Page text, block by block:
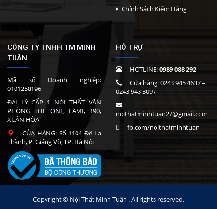
Chính Sách Kiểm Hàng
CÔNG TY TNHH TM MINH
TUÂN
Mã số Doanh nghiệp:
0101258196
ĐẠI LÝ CẤP 1 NỘI THẤT VĂN
PHÒNG THE ONE, FAMI, 190,
XUÂN HÒA
CỬA HÀNG: Số 1104 Đê La
Thành, P. Giảng Võ, TP. Hà Nội
HỖ TRỢ
HOTLINE:0989 088 292
Cửa hàng:0243 945 4637–
0243 943 3097
noithatminhtuan27@gmail.com
fb.com/noithatminhtuan
Copyright © Nội Thất Minh Tuân . All rights reserved.